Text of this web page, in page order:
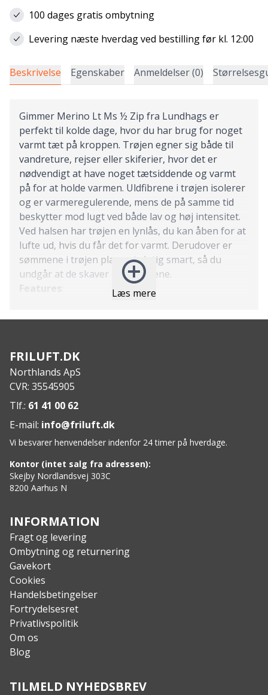
100 dages gratis ombytning
Levering næste hverdag ved bestilling før kl. 12:00
Beskrivelse Egenskaber Anmeldelser (0)
Læs mere
Gimmer Merino Lt Ms ½ Zip fra Lundhags er
perfekt til kolde dage, hvor du har brug for noget
varmt tæt på kroppen. Trøjen egner sig både til
vandreture, rejser eller skiferier, hvor det er
nødvendigt at have noget tætsiddende og varmt
på for at holde varmen. Uldfibrene i trøjen isolerer
og er varmeregulerende, mens de på samme tid
beskytter mod lugt ved både lav og høj intensitet.
Ved halsen har trøjen en lynlås, du kan åben for at
lufte ud, hvis du får det for varmt. Derudover er
sømmene i trøjen placeret rigtig smart, så du
undgår at de skaver på skuldrene.
Features
Lang lynlås ved halsen
Materiale: 100% Merinould
FRILUFT.DK
Northlands ApS
CVR: 35545905
Tlf.: 61 41 00 62
E-mail: info@friluft.dk
Vi besvarer henvendelser indenfor 24 timer på hverdage.
Kontor (intet salg fra adressen):
Skejby Nordlandsvej 303C
8200 Aarhus N
INFORMATION
Fragt og levering
Ombytning og returnering
Gavekort
Cookies
Handelsbetingelser
Fortrydelsesret
Privatlivspolitik
Om os
Blog
TILMELD NYHEDSBREV